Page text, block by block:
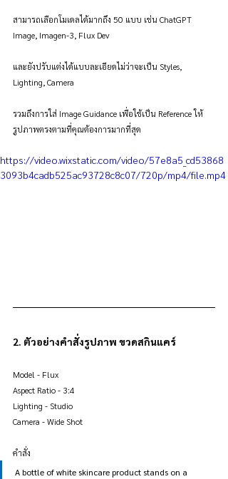
สามารถเลือกโมเดลได้มากถึง 50 แบบ เช่น ChatGPT
Image, Imagen-3, Flux Dev
และยังปรับแต่งได้แบบละเอียดไม่ว่าจะเป็น Styles,
Lighting, Camera
รวมถึงการใส่ Image Guidance เพื่อใช้เป็น Reference ให้
รูปภาพตรงตามที่คุณต้องการมากที่สุด
https://video.wixstatic.com/video/57e8a5_cd53868
3093b4cadb525ac93728c8c07/720p/mp4/file.mp4
2. ตัวอย่างคำสั่งรูปภาพ ขวดสกินแคร์
Model - Flux
Aspect Ratio - 3:4
Lighting - Studio
Camera - Wide Shot
คำสั่ง
A bottle of white skincare product stands on a